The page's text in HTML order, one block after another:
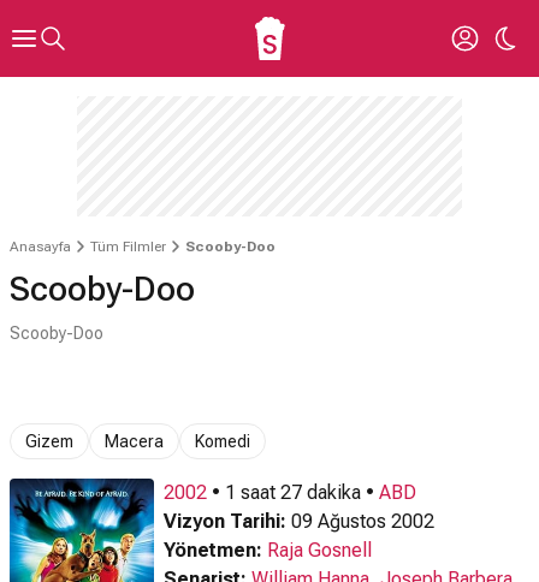
Anasayfa Tüm Filmler Scooby-Doo
Scooby-Doo
Scooby-Doo
Gizem Macera Komedi
2002 • 1 saat 27 dakika • ABD
Vizyon Tarihi: 09 Ağustos 2002
Yönetmen: Raja Gosnell